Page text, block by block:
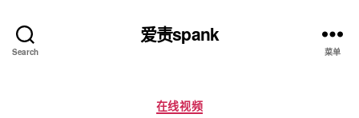
Search
爱责spank
菜单
分
在线视频